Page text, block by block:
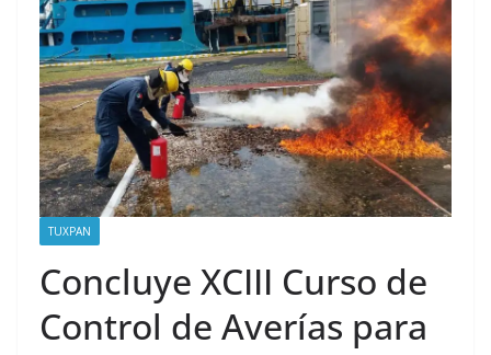
TUXPAN
Concluye XCIII Curso de
Control de Averías para